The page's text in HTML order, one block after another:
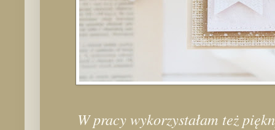
W pracy wykorzystałam też